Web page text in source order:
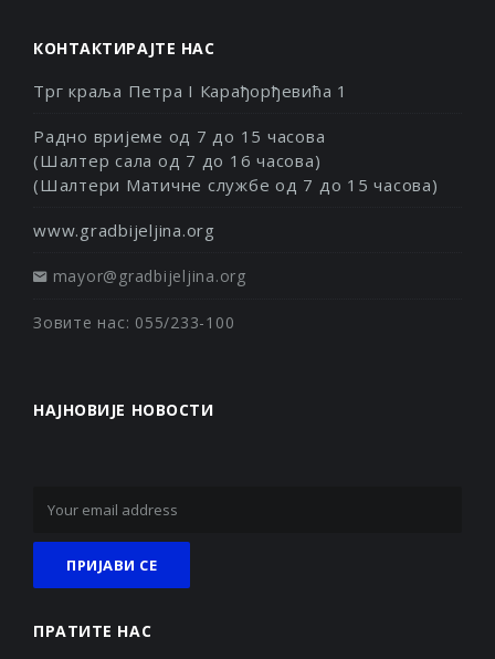
КОНТАКТИРАЈТЕ НАС
Трг краља Петра I Карађорђевића 1
Радно вријеме од 7 до 15 часова
(Шалтер сала од 7 до 16 часова)
(Шалтери Матичне службе од 7 до 15 часова)
www.gradbijeljina.org
mayor@gradbijeljina.org
Зовите нас: 055/233-100
НАЈНОВИЈЕ НОВОСТИ
ПРАТИТЕ НАС